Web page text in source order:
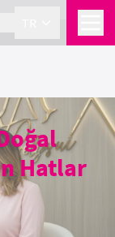
Hatlar